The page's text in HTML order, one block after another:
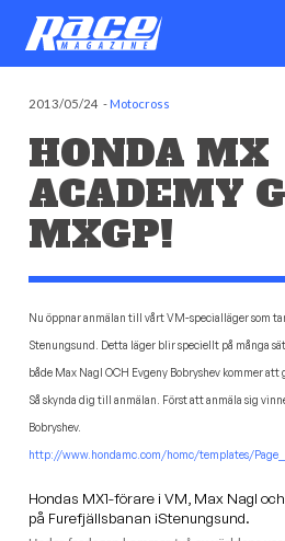
2013/05/24 -Motocross
HONDA MX
ACADEMY
MXGP!
Nu öppnar anmälan till vårt VM-specialläger som
Stenungsund. Detta läger blir speciellt på många
både Max Nagl OCH Evgeny Bobryshev kommer
Så skynda dig till anmälan. Först att anmäla sig
Bobryshev.
http://www.hondamc.com/homc/templates/
Hondas MX1-förare i VM, Max Nagl
på Furefjällsbanan iStenungsund.